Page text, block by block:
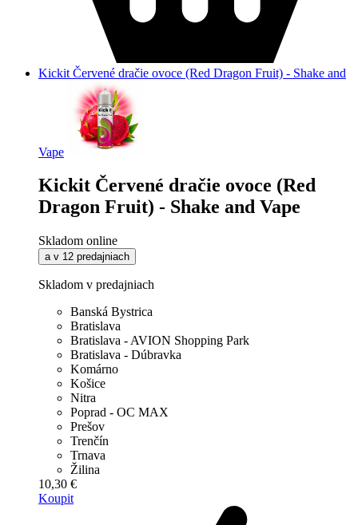
Kickit Červené dračie ovoce (Red Dragon Fruit) - Shake and
Vape
Kickit Červené dračie ovoce (Red
Dragon Fruit) - Shake and Vape
Skladom online
a v 12 predajniach
Skladom v predajniach
Banská Bystrica
Bratislava
Bratislava - AVION Shopping Park
Bratislava - Dúbravka
Komárno
Košice
Nitra
Poprad - OC MAX
Prešov
Trenčín
Trnava
Žilina
10,30 €
Koupit